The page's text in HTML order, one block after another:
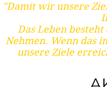
"Damit wir unsere
Das Leben besteht
Nehmen. Wenn das
unsere Ziele